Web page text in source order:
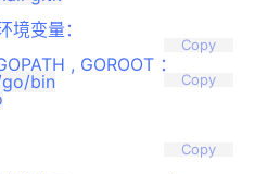
变量：
Copy
, GOROOT ：
Copy
bin
Copy